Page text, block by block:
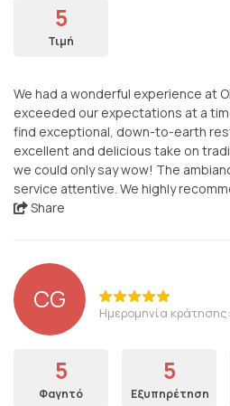
5
Τιμή
We had a wonderful experience at
exceeded our expectations at a
find exceptional, down-to-earth
excellent and delicious take on
we could only say wow! The
service attentive. We highly
Share
CG Ημερομηνία
5
Φαγητό
5
Εξυπηρέτηση